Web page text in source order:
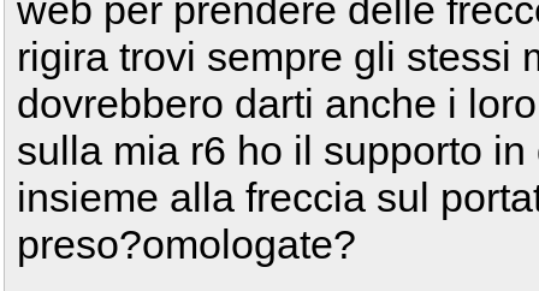
web per prendere delle
rigira trovi sempre gli stessi
dovrebbero darti anche i
sulla mia r6 ho il supporto
insieme alla freccia sul
preso?omologate?